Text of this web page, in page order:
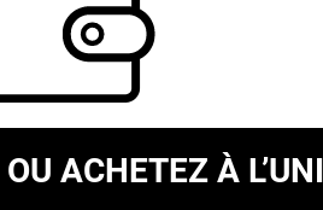
OU ACHETEZ À